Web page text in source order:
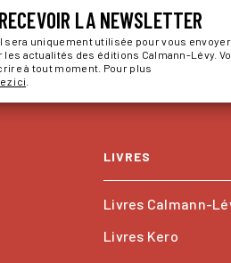
LA NEWSLETTER
sera uniquement utilisée pour vous envoyer
actualités des éditions Calmann-Lévy.
à tout moment. Pour plus
ici
LIVRES
Livres Calmann-
Livres Kero